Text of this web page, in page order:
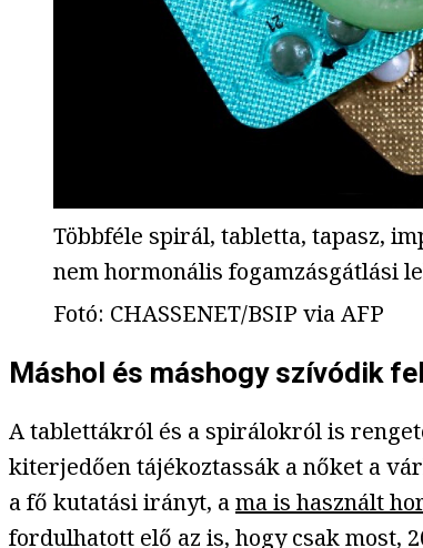
Többféle spirál, tabletta, tapasz,
nem hormonális fogamzásgátlási
Fotó: CHASSENET/BSIP via AFP
Máshol és máshogy szívódik fel
A tablettákról és a spirálokról is
kiterjedően tájékoztassák a nőket a
a fő kutatási irányt, ama is használt
fordulhatott elő az is, hogy csak most,